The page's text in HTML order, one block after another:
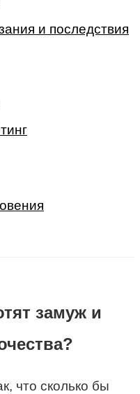
и последствия
замуж и
что сколько бы